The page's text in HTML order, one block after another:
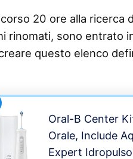
20 ore alla ricerca
rinomati, sono entrato
questo elenco
Oral-B Center
Orale, Include
Expert